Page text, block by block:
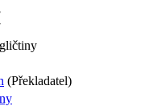
(Překladatel)